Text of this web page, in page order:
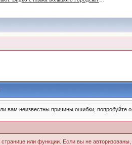
вам неизвестны причины ошибки, попробуйте
странице или функции. Если вы не